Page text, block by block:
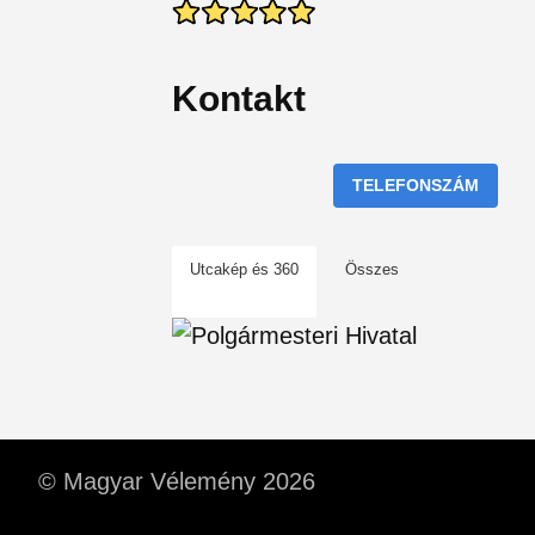
Kontakt
TELEFONSZÁM
Utcakép és 360 Összes
© Magyar Vélemény 2026